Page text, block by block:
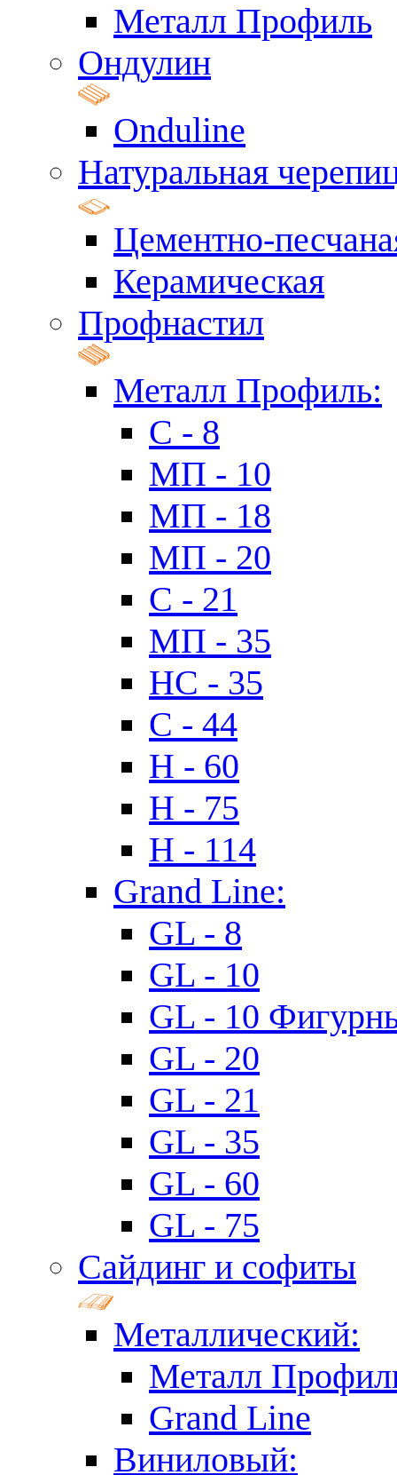
Металл Профиль
Ондулин
Onduline
Натуральная
Цементно-
Керамическая
Профнастил
Металл Профиль:
C - 8
МП - 10
МП - 18
МП - 20
C - 21
МП - 35
HC - 35
C - 44
H - 60
H - 75
H - 114
Grand Line:
GL - 8
GL - 10
GL - 10
GL - 20
GL - 21
GL - 35
GL - 60
GL - 75
Сайдинг и софиты
Металлический:
Металл
Grand Line
Виниловый: